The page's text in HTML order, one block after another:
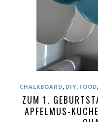
CHALKBOARD, DIY, FOOD,
ZUM 1.
APFELMUS-